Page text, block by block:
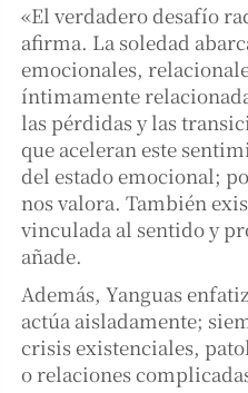
«El verdadero desafío
afirma. La soledad
emocionales,
íntimamente
las pérdidas y las
que aceleran este
del estado emocional;
nos valora. También
vinculada al sentido y
añade.
Además, Yanguas
actúa aisladamente;
crisis existenciales,
o relaciones